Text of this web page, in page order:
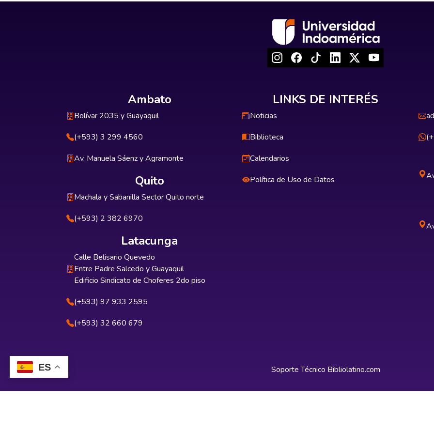
ES
Ambato
Bolívar 2035 y Guayaquil
(+593) 3 299 4560
Av. Manuela Sáenz y Agramonte
Quito
Machala y Sabanilla Sector Quito norte
(+593) 2 382 6970
Latacunga
Calle Belisario Quevedo
Entre Padre Salcedo y Guayaquil
Edificio Sindicato de Choferes 2do piso
(+593) 97 933 2595
(+593) 32 660 679
LINKS DE INTERÉS
Noticias
Biblioteca
Calendarios
Política de Uso de Datos
Soporte Técnico Bibliolatino.com